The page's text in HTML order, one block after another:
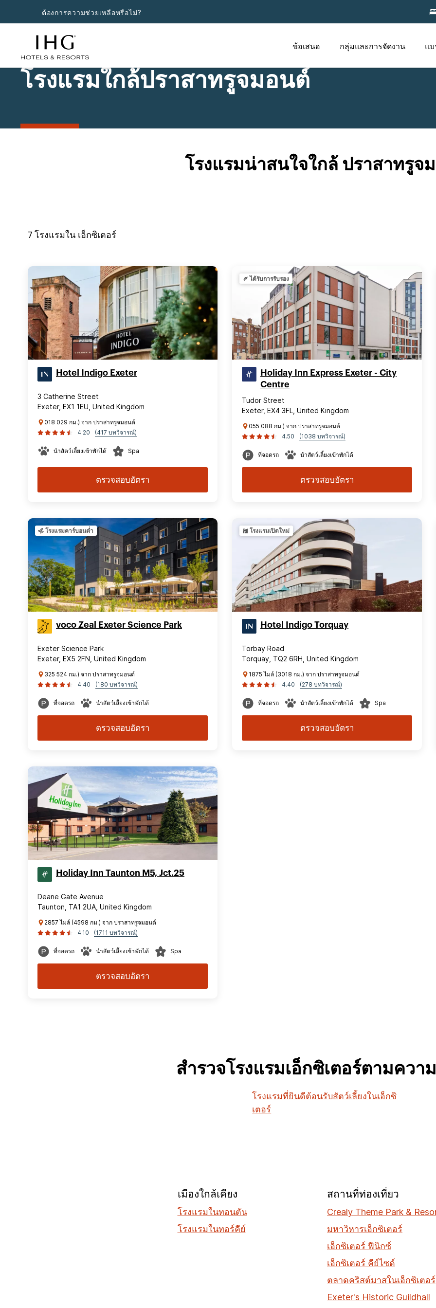
ต้องการความช่วยเหลือหรือไม่?
ข้อเสนอ กลุ่มและการจัดงาน แบ
โรงแรมใกล้ปราสาทรูจมอนต์
โรงแรมน่าสนใจใกล้ ปราสาทรูจ
7 โรงแรมใน เอ็กซิเตอร์
Hotel Indigo Exeter
3 Catherine Street
Exeter, EX1 1EU, United Kingdom
018 029 กม.) จาก ปราสาทรูจมอนต์
4.20
(417 บทวิจารณ์)
นำสัตว์เลี้ยงเข้าพักได้ Spa
ตรวจสอบอัตรา
ได้รับการรับรอง
Holiday Inn Express Exeter - City
Centre
Tudor Street
Exeter, EX4 3FL, United Kingdom
055 088 กม.) จาก ปราสาทรูจมอนต์
4.50
(1038 บทวิจารณ์)
ที่จอดรถ นำสัตว์เลี้ยงเข้าพักได้
ตรวจสอบอัตรา
โรงแรมคาร์บอนต่ำ
voco Zeal Exeter Science Park
Exeter Science Park
Exeter, EX5 2FN, United Kingdom
325 524 กม.) จาก ปราสาทรูจมอนต์
4.40
(180 บทวิจารณ์)
ที่จอดรถ นำสัตว์เลี้ยงเข้าพักได้
ตรวจสอบอัตรา
โรงแรมเปิดใหม่
Hotel Indigo Torquay
Torbay Road
Torquay, TQ2 6RH, United Kingdom
1875 ไมล์ (3018 กม.) จาก ปราสาทรูจมอนต์
4.40
(278 บทวิจารณ์)
ที่จอดรถ นำสัตว์เลี้ยงเข้าพักได้ Spa
ตรวจสอบอัตรา
Holiday Inn Taunton M5, Jct.25
Deane Gate Avenue
Taunton, TA1 2UA, United Kingdom
2857 ไมล์ (4598 กม.) จาก ปราสาทรูจมอนต์
4.10
(1711 บทวิจารณ์)
ที่จอดรถ นำสัตว์เลี้ยงเข้าพักได้ Spa
ตรวจสอบอัตรา
สำรวจโรงแรมเอ็กซิเตอร์ตามควา
โรงแรมที่ยินดีต้อนรับสัตว์เลี้ยงในเอ็กซิ
เตอร์
เมืองใกล้เคียง
โรงแรมในทอนตัน
โรงแรมในทอร์คีย์
สถานที่ท่องเที่ยว
Crealy Theme Park &
มหาวิหารเอ็กซิเตอร์
เอ็กซิเตอร์ ฟีนิกซ์
เอ็กซิเตอร์ คีย์ไซด์
ตลาดคริสต์มาสในเอ็กซิเตอร์
Exeter's Historic Guildhall